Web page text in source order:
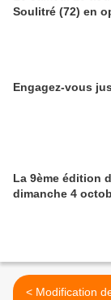
Soulitré (72) en
Engagez-vous
La 9ème édition
dimanche 4
< Modification des horaires